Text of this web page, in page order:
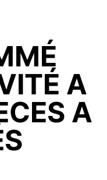
A
A